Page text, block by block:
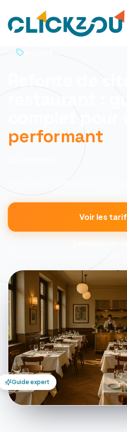
Refonte de site
restaurant :
complet pour
performant
de lecture 26
Voir les
Guide expert